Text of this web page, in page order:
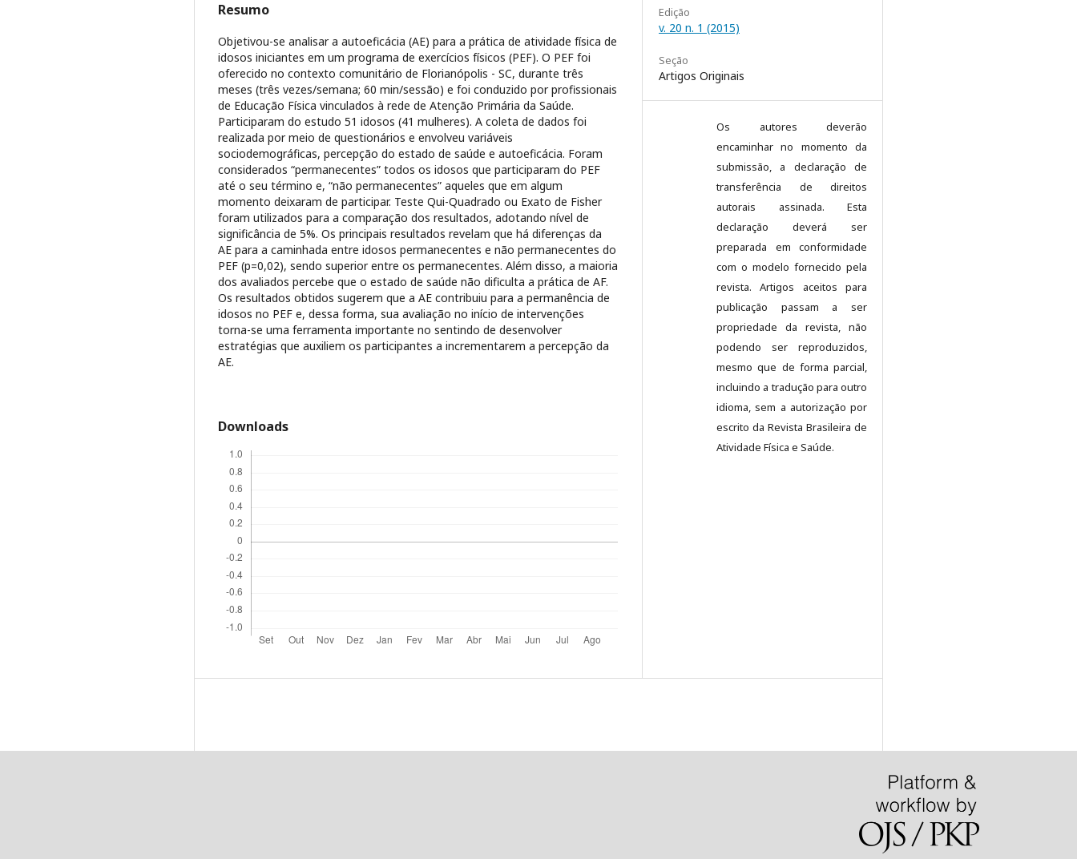
Resumo
Objetivou-se analisar a autoeficácia (AE) para a prática de atividade física de
idosos iniciantes em um programa de exercícios físicos (PEF). O PEF foi
oferecido no contexto comunitário de Florianópolis - SC, durante três
meses (três vezes/semana; 60 min/sessão) e foi conduzido por profissionais
de Educação Física vinculados à rede de Atenção Primária da Saúde.
Participaram do estudo 51 idosos (41 mulheres). A coleta de dados foi
realizada por meio de questionários e envolveu variáveis
sociodemográficas, percepção do estado de saúde e autoeficácia. Foram
considerados “permanecentes” todos os idosos que participaram do PEF
até o seu término e, “não permanecentes” aqueles que em algum
momento deixaram de participar. Teste Qui-Quadrado ou Exato de Fisher
foram utilizados para a comparação dos resultados, adotando nível de
significância de 5%. Os principais resultados revelam que há diferenças da
AE para a caminhada entre idosos permanecentes e não permanecentes do
PEF (p=0,02), sendo superior entre os permanecentes. Além disso, a maioria
dos avaliados percebe que o estado de saúde não dificulta a prática de AF.
Os resultados obtidos sugerem que a AE contribuiu para a permanência de
idosos no PEF e, dessa forma, sua avaliação no início de intervenções
torna-se uma ferramenta importante no sentindo de desenvolver
estratégias que auxiliem os participantes a incrementarem a percepção da
AE.
Downloads
Edição
v. 20 n. 1 (2015)
Seção
Artigos Originais
Os autores deverão
encaminhar no momento da
submissão, a declaração de
transferência de direitos
autorais assinada. Esta
declaração deverá ser
preparada em conformidade
com o modelo fornecido pela
revista. Artigos aceitos para
publicação passam a ser
propriedade da revista, não
podendo ser reproduzidos,
mesmo que de forma parcial,
incluindo a tradução para outro
idioma, sem a autorização por
escrito da Revista Brasileira de
Atividade Física e Saúde.